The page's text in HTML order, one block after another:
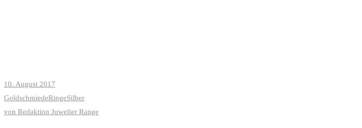
10. August 2017
GoldschmiedeRingeSilber
von Redaktion Juwelier Range